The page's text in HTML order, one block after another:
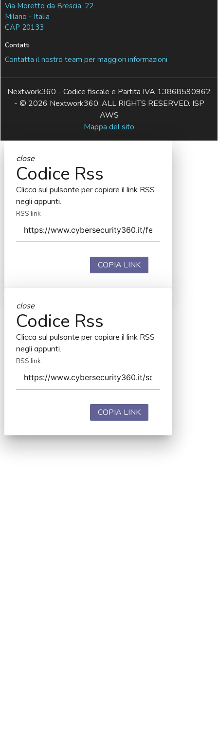
Via Moretto da Brescia, 22
Milano - Italia
CAP 20133
Contatti
Contatta il nostro team per maggiori informazioni
Nextwork360 - Codice fiscale e Partita IVA 13868590962
- © 2026 Nextwork360. ALL RIGHTS RESERVED. ISP
AWS
Mappa del sito
close
Codice Rss
Clicca sul pulsante per copiare il link RSS
negli appunti.
RSS link
COPIA LINK
close
Codice Rss
Clicca sul pulsante per copiare il link RSS
negli appunti.
RSS link
COPIA LINK